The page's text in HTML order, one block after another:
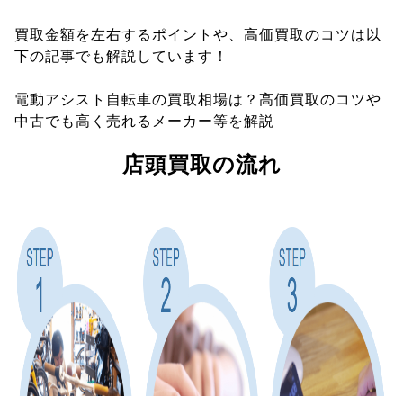
買取金額を左右するポイントや、高価買取のコツは以
下の記事でも解説しています！
電動アシスト自転車の買取相場は？高価買取のコツや
中古でも高く売れるメーカー等を解説
店頭買取の流れ